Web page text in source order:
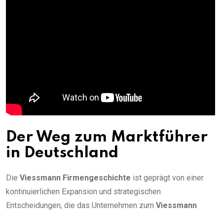
Der Weg zum Marktführer
in Deutschland
Die Viessmann Firmengeschichte ist geprägt von einer
kontinuierlichen Expansion und strategischen
Entscheidungen, die das Unternehmen zum Viessmann